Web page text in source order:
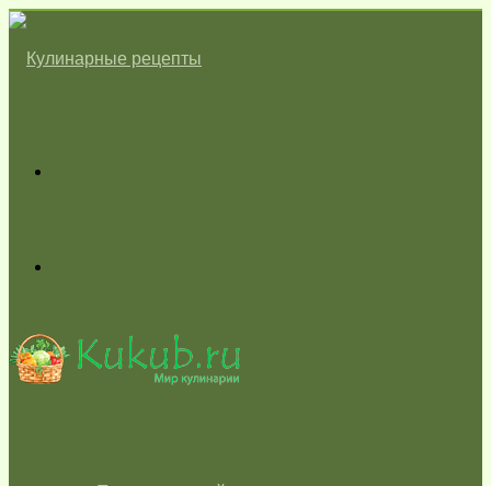
skin